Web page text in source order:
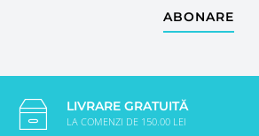
ABONARE
LIVRARE GRATUITĂ
LA COMENZI DE 150.00 LEI